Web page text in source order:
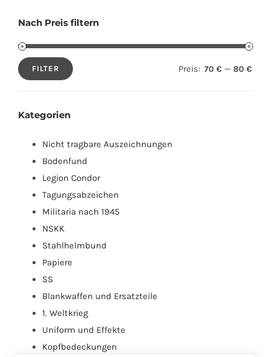
Nach Preis filtern
Min.
Max.
FILTER Preis: 70 € — 80 €
Kategorien
Nicht tragbare Auszeichnungen
Bodenfund
Legion Condor
Tagungsabzeichen
Militaria nach 1945
NSKK
Stahlhelmbund
Papiere
SS
Blankwaffen und Ersatzteile
1. Weltkrieg
Uniform und Effekte
Kopfbedeckungen